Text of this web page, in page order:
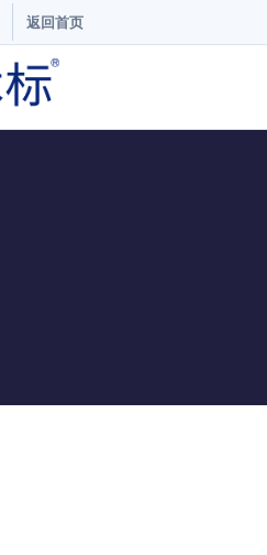
返回首页